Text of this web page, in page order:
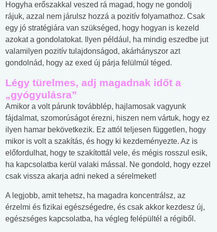
Hogyha erőszakkal veszed rá magad, hogy ne gondolj
rájuk, azzal nem járulsz hozzá a pozitív folyamathoz. Csak
egy jó stratégiára van szükséged, hogy hogyan is kezeld
azokat a gondolatokat. Ilyen például, ha mindig eszedbe jut
valamilyen pozitív tulajdonságod, akárhányszor azt
gondolnád, hogy az exed új párja felülmúl téged.
Légy türelmes, adj magadnak időt a
„gyógyulásra”
Amikor a volt párunk továbblép, hajlamosak vagyunk
fájdalmat, szomorúságot érezni, hiszen nem vártuk, hogy ez
ilyen hamar bekövetkezik. Ez attól teljesen független, hogy
mikor is volt a szakítás, és hogy ki kezdeményezte. Az is
előfordulhat, hogy te szakítottál vele, és mégis rosszul esik,
ha kapcsolatba kerül valaki mással. Ne gondold, hogy ezzel
csak vissza akarja adni neked a sérelmeket!
A legjobb, amit tehetsz, ha magadra koncentrálsz, az
érzelmi és fizikai egészségedre, és csak akkor kezdesz új,
egészséges kapcsolatba, ha végleg felépültél a régiből.